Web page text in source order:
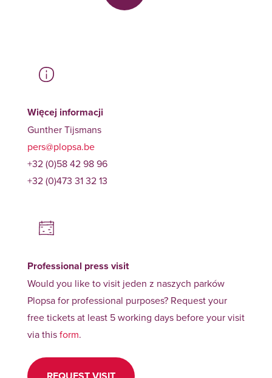
Więcej informacji
Gunther Tijsmans
pers@plopsa.be
+32 (0)58 42 98 96
+32 (0)473 31 32 13
Professional press visit
Would you like to visit jeden z naszych parków
Plopsa for professional purposes? Request your
free tickets at least 5 working days before your visit
via thisform.